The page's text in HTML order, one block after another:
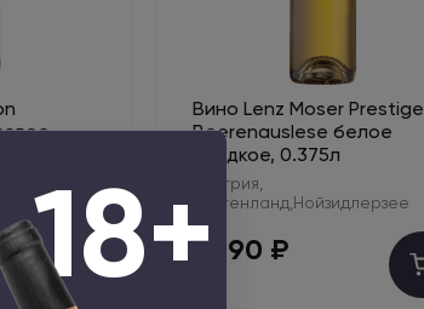
Вино Lenz Moser Prestige
Beerenauslese белое
сладкое, 0.375л
Австрия,
Бургенланд,Нойзидлерзее
1 990 ₽
18+